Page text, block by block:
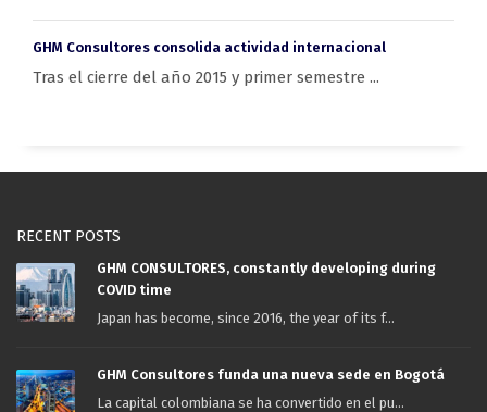
GHM Consultores consolida actividad internacional
Tras el cierre del año 2015 y primer semestre ...
RECENT POSTS
GHM CONSULTORES, constantly developing during
COVID time
Japan has become, since 2016, the year of its f...
GHM Consultores funda una nueva sede en Bogotá
La capital colombiana se ha convertido en el pu...